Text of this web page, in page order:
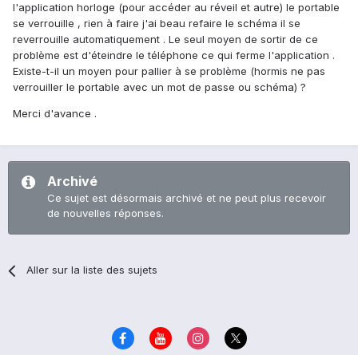
l'application horloge (pour accéder au réveil et autre) le portable
se verrouille , rien à faire j'ai beau refaire le schéma il se
reverrouille automatiquement . Le seul moyen de sortir de ce
problème est d'éteindre le téléphone ce qui ferme l'application .
Existe-t-il un moyen pour pallier à se problème (hormis ne pas
verrouiller le portable avec un mot de passe ou schéma) ?
Merci d'avance .
Archivé
Ce sujet est désormais archivé et ne peut plus recevoir
de nouvelles réponses.
Aller sur la liste des sujets